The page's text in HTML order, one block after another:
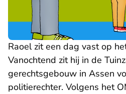
Raoel zit een dag vast op
Vanochtend zit hij in de
gerechtsgebouw in Assen
politierechter. Volgens het